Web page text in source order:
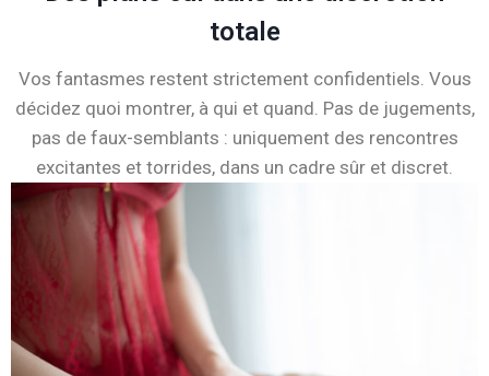
totale
Vos fantasmes restent strictement confidentiels. Vous
décidez quoi montrer, à qui et quand. Pas de jugements,
pas de faux-semblants : uniquement des rencontres
excitantes et torrides, dans un cadre sûr et discret.